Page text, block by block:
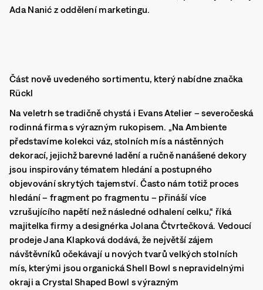
Ada Nanić z oddělení marketingu.
Část nově uvedeného sortimentu, který nabídne značka
Rückl
Na veletrh se tradičně chystá i Evans Atelier – severočeská
rodinná firma s výrazným rukopisem. „Na Ambiente
představíme kolekci váz, stolních mís a nástěnných
dekorací, jejichž barevné ladění a ručně nanášené dekory
jsou inspirovány tématem hledání a postupného
objevování skrytých tajemství. Často nám totiž proces
hledání – fragment po fragmentu – přináší více
vzrušujícího napětí než následné odhalení celku,“ říká
majitelka firmy a designérka Jolana Čtvrtečková. Vedoucí
prodeje Jana Klapková dodává, že největší zájem
návštěvníků očekávají u nových tvarů velkých stolních
mís, kterými jsou organická Shell Bowl s nepravidelnými
okraji a Crystal Shaped Bowl s výrazným